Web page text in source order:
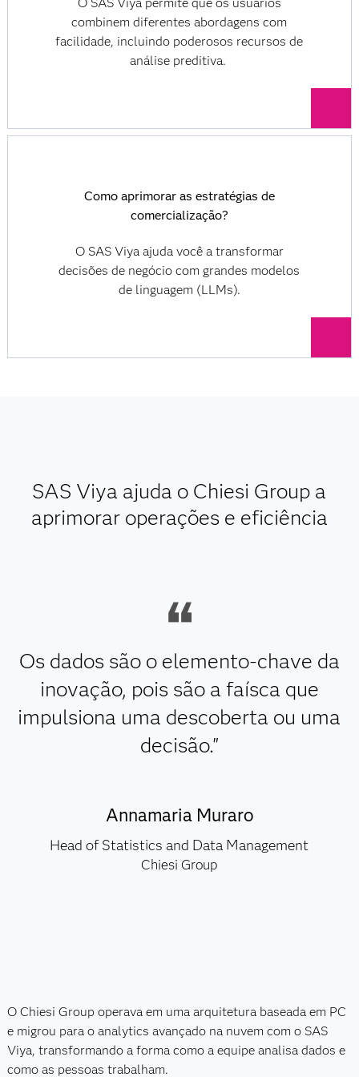
combinem diferentes abordagens com
facilidade, incluindo poderosos recursos de
análise preditiva.
Como aprimorar as estratégias de
comercialização?
O SAS Viya ajuda você a transformar
decisões de negócio com grandes modelos
de linguagem (LLMs).
SAS Viya ajuda o Chiesi Group a
aprimorar operações e eficiência
Os dados são o elemento-chave da
inovação, pois são a faísca que
impulsiona uma descoberta ou uma
decisão."
Annamaria Muraro
Head of Statistics and Data Management
Chiesi Group
O Chiesi Group operava em uma arquitetura baseada em PC
e migrou para o analytics avançado na nuvem com o SAS
Viya, transformando a forma como a equipe analisa dados e
como as pessoas trabalham.